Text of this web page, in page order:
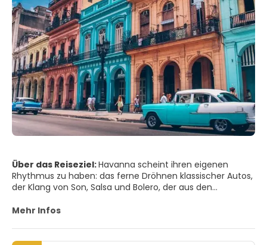
Über das Reiseziel:Havanna scheint ihren eigenen
Rhythmus zu haben: das ferne Dröhnen klassischer Autos,
der Klang von Son, Salsa und Bolero, der aus den
Malecón herüberweht. In der Altstadt (Habana Vieja)
geben den Blick frei auf palmengesäumte Innenhöfe und
Mehr Infos